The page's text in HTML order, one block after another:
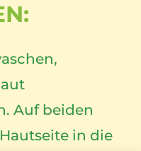
Auf beiden
in die